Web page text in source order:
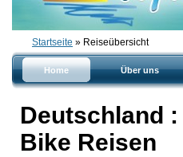
Startseite » Reiseübersicht
Home Über uns
Deutschland
Bike Reisen